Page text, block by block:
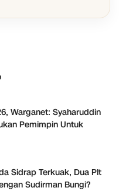
Warganet: Syaharuddin
Pemimpin Untuk
Sidrap Terkuak, Dua Plt
Sudirman Bungi?